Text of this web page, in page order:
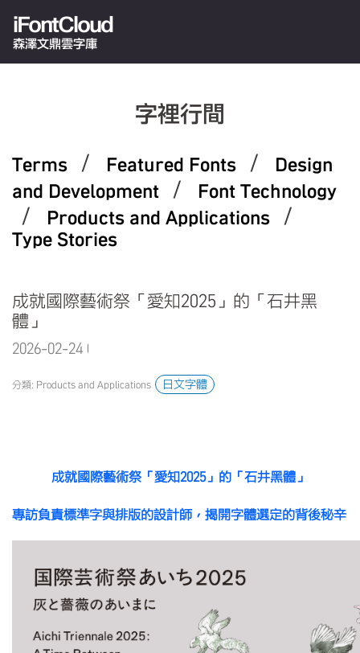
iFontCloud
森澤文鼎雲字庫
字裡行間
Terms / Featured Fonts /
Design
and Development
/ Font Technology
/ Products and Applications /
Type Stories
成就國際藝術祭「愛知2025」的「石井黑
體」
2026-02-24 07:55:33.0
分類: Products and Applications 日文字體
成就國際藝術祭「愛知2025」的「石井黑體」
專訪負責標準字與排版的設計師，揭開字體選定的背後秘辛